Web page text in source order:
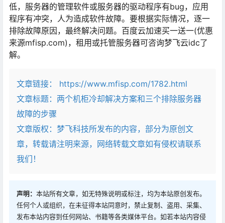
低，服务器的管理软件或服务器的驱动程序有bug，应用
程序有冲突，人为造成软件故障。要根据实际情况，逐一
排除故障原因，最终解决问题。百度云加速买一送一(优惠
来源mfisp.com)，租用或托管服务器可咨询梦飞云idc了
解。
文章链接：
https://www.mfisp.com/1782.html
文章标题： 两个机柜冷却解决方案和三个排除服务器
故障的步骤
文章版权：梦飞科技所发布的内容，部分为原创文
章，转载请注明来源，网络转载文章如有侵权请联系
我们！
声明： 本站所有文章，如无特殊说明或标注，均为本站原创发布。
任何个人或组织，在未征得本站同意时，禁止复制、盗用、采集、
发布本站内容到任何网站、书籍等各类媒体平台。如若本站内容侵